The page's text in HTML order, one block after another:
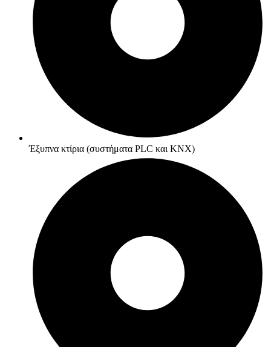
Έξυπνα κτίρια (συστήματα PLC και KNX)